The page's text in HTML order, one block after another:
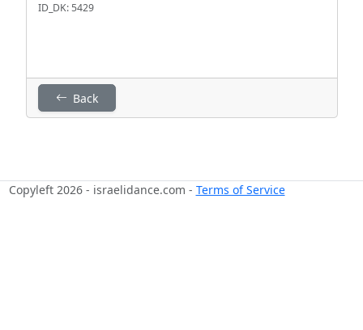
ID_DK: 5429
Back
Copyleft 2026 - israelidance.com - Terms of Service